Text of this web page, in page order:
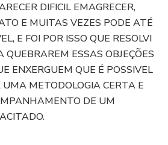
DIFICIL EMAGRECER,
E MUITAS VEZES PODE ATÉ
E FOI POR ISSO QUE RESOLVI
QUEBRAREM ESSAS OBJEÇÕES
ENXERGUEM QUE É POSSIVEL
METODOLOGIA CERTA E
DE UM